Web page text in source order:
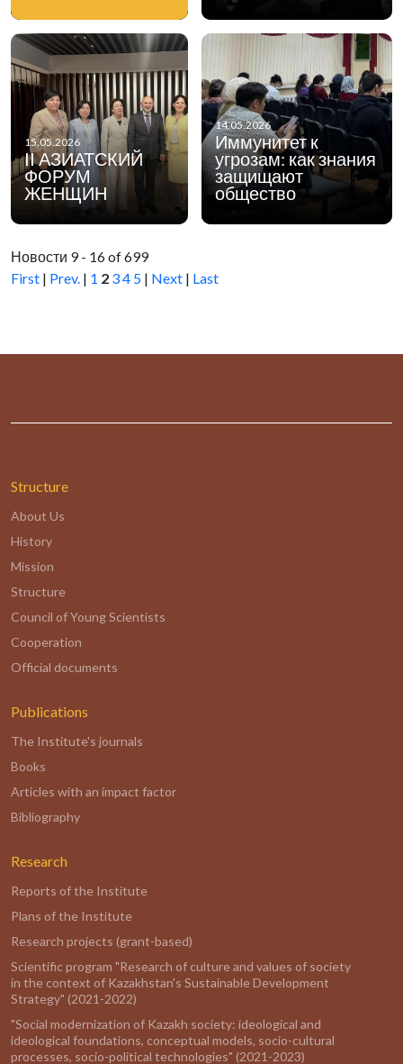
15.05.2026
II АЗИАТСКИЙ
ФОРУМ
ЖЕНЩИН
14.05.2026
Иммунитет к
угрозам: как знания
защищают
общество
Новости 9 - 16 of 699
First | Prev. | 1 2 34 5 | Next | Last
Structure
About Us
History
Mission
Structure
Council of Young Scientists
Cooperation
Official documents
Publications
The Institute's journals
Books
Articles with an impact factor
Bibliography
Research
Reports of the Institute
Plans of the Institute
Research projects (grant-based)
Scientific program "Research of culture and values of society
in the context of Kazakhstan's Sustainable Development
Strategy" (2021-2022)
"Social modernization of Kazakh society: ideological and
ideological foundations, conceptual models, socio-cultural
processes, socio-political technologies" (2021-2023)